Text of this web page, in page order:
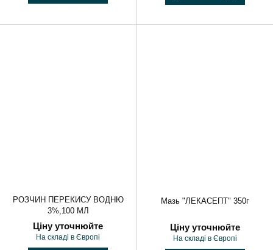
РОЗЧИН ПЕРЕКИСУ ВОДНЮ
3%,100 МЛ
Ціну уточнюйте
На складі в Європі
Мазь "ЛЕКАСЕПТ" 350г
Ціну уточнюйте
На складі в Європі